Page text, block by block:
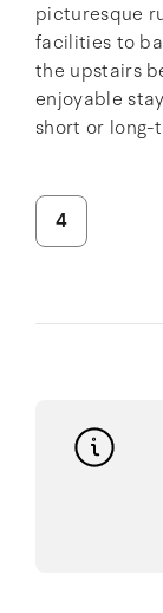
picturesque
facilities to
the upstairs
enjoyable
short or long-
4